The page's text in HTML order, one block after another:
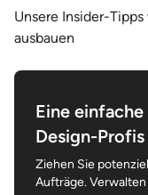
Unsere Insider-
ausbauen
Eine
Design-Profis
Ziehen Sie
Aufträge.